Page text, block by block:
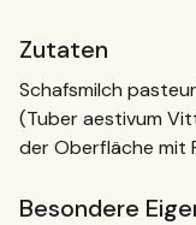
Zutaten
Schafsmilch
(Tuber aestivum
der Oberfläche mit
Besondere